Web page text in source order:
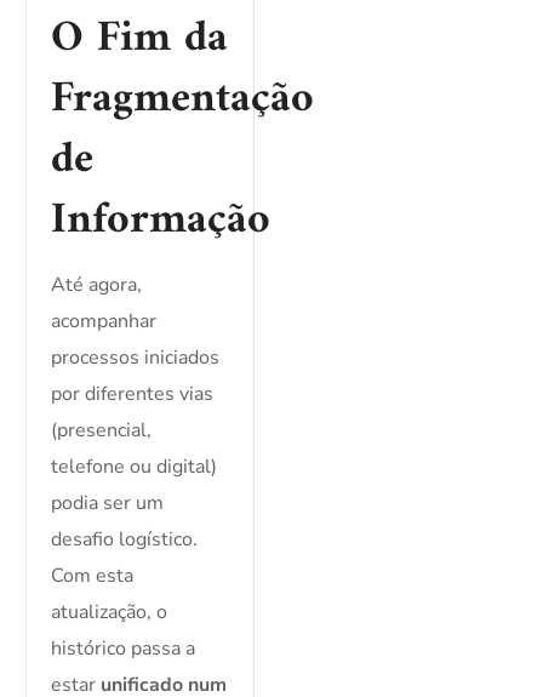
O Fim da
Fragmentação
de
Informação
Até agora,
acompanhar
processos iniciados
por diferentes vias
(presencial,
telefone ou digital)
podia ser um
desafio logístico.
Com esta
atualização, o
histórico passa a
estar unificado num